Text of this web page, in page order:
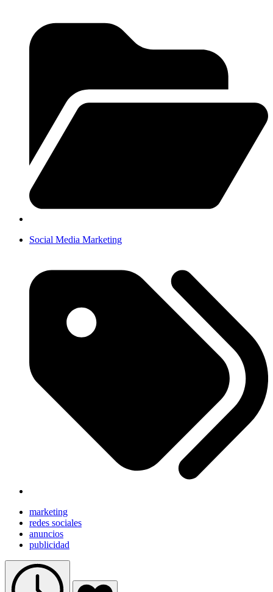
Social Media Marketing
marketing
redes sociales
anuncios
publicidad